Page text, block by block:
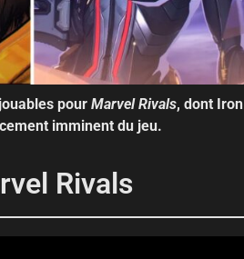
pour Marvel Rivals, dont Iron
imminent du jeu.
Rivals